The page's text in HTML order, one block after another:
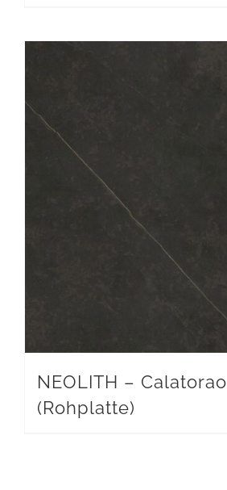
NEOLITH – Calatorao
(Rohplatte)